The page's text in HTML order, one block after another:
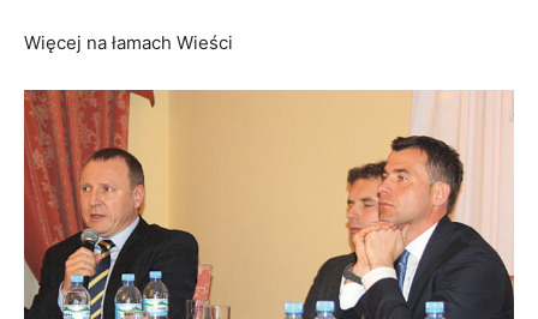
Więcej na łamach Wieści